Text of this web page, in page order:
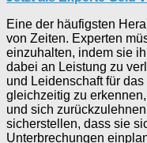
Eine der häufigsten
von Zeiten. Experten
einzuhalten, indem sie
dabei an Leistung zu
und Leidenschaft für
gleichzeitig zu
und sich
sicherstellen, dass sie
Unterbrechungen